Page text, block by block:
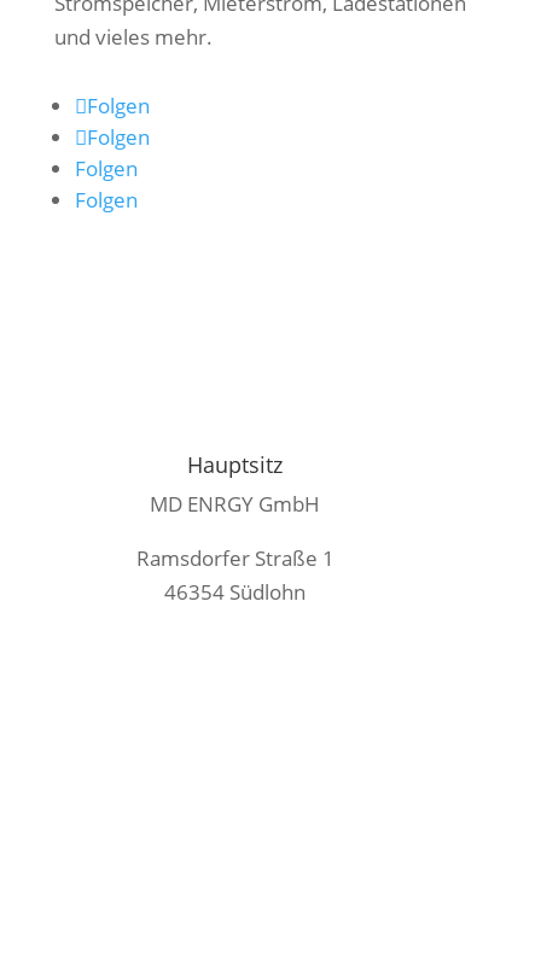
und vieles mehr.
Folgen
Folgen
Folgen
Folgen
Hauptsitz
MD ENRGY GmbH
Ramsdorfer Straße 1
46354 Südlohn